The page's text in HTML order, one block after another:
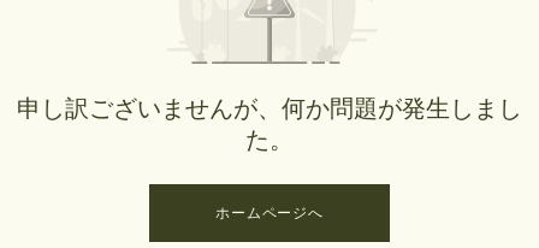
申し訳ございませんが、何か問題が発生しまし
た。
ホームページへ